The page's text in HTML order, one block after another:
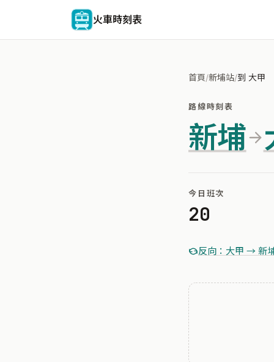
火車時刻表
首頁/新埔站/到 大甲
路線時刻表
新埔
今日班次
20
反向：大甲 → 新